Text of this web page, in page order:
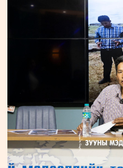
Бүртгүүлэх
Бизнес
хөгжил
Leaderships
forum
ФОТО
УРЛАГ